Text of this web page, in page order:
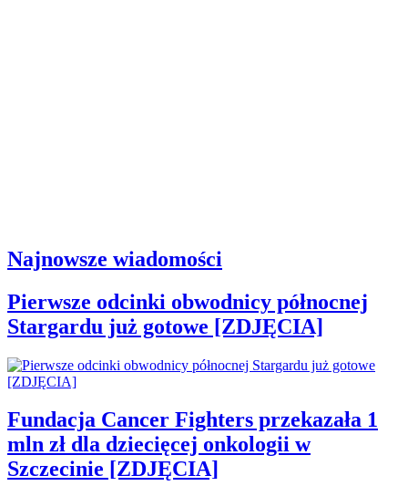
Najnowsze wiadomości
Pierwsze odcinki obwodnicy północnej
Stargardu już gotowe [ZDJĘCIA]
Fundacja Cancer Fighters przekazała 1
mln zł dla dziecięcej onkologii w
Szczecinie [ZDJĘCIA]